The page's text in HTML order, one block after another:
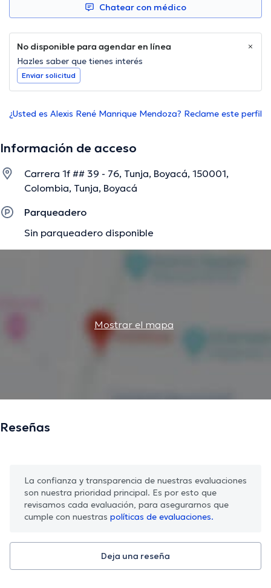
Chatear con médico
No disponible para agendar en línea
Hazles saber que tienes interés
Enviar solicitud
¿Usted es Alexis René Manrique Mendoza? Reclame este perfil
Información de acceso
Carrera 1f ## 39 - 76, Tunja, Boyacá, 150001,
Colombia, Tunja, Boyacá
Parqueadero
Sin parqueadero disponible
Mostrar el mapa
Reseñas
La confianza y transparencia de nuestras evaluaciones
son nuestra prioridad principal. Es por esto que
revisamos cada evaluación, para asegurarnos que
cumple con nuestras políticas de evaluaciones.
Deja una reseña